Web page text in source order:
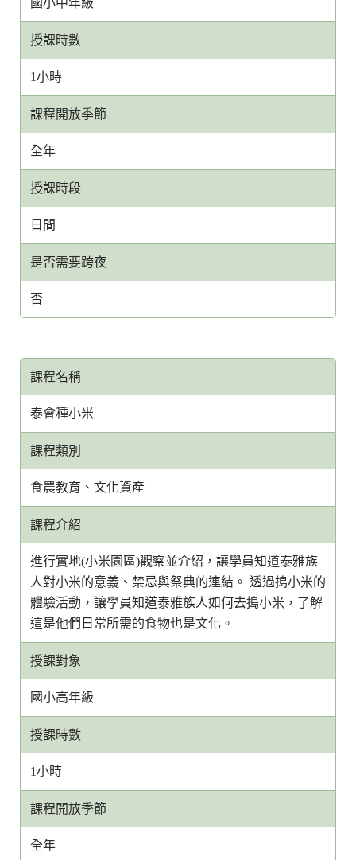
國小中年級
授課時數
1小時
課程開放季節
全年
授課時段
日間
是否需要跨夜
否
課程名稱
泰會種小米
課程類別
食農教育、文化資產
課程介紹
進行實地(小米園區)觀察並介紹，讓學員知道泰雅族
人對小米的意義、禁忌與祭典的連結。 透過搗小米的
體驗活動，讓學員知道泰雅族人如何去搗小米，了解
這是他們日常所需的食物也是文化。
授課對象
國小高年級
授課時數
1小時
課程開放季節
全年